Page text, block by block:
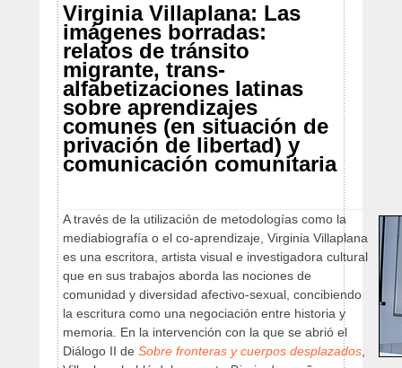
Virginia Villaplana: Las
imágenes borradas:
relatos de tránsito
migrante, trans-
alfabetizaciones latinas
sobre aprendizajes
comunes (en situación de
privación de libertad) y
comunicación comunitaria
A través de la utilización de metodologías como la
mediabiografía o el co-aprendizaje, Virginia Villaplana
es una escritora, artista visual e investigadora cultural
que en sus trabajos aborda las nociones de
comunidad y diversidad afectivo-sexual, concibiendo
la escritura como una negociación entre historia y
memoria. En la intervención con la que se abrió el
Diálogo II de Sobre fronteras y cuerpos desplazados